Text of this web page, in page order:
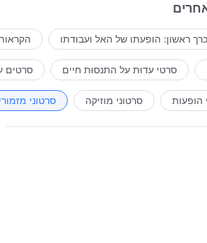
ראשון: הופעתו של האל ועבודתו
סרטי עדוּת על התנסוּת חיים סרטים
הופעות סרטוני מוזיקה סרטוני